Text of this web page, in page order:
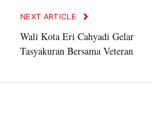
NEXT ARTICLE
Wali Kota Eri Cahyadi Gelar
Tasyakuran Bersama Veteran